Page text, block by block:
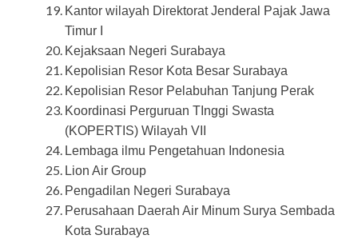
Kantor wilayah Direktorat Jenderal Pajak Jawa
Timur I
Kejaksaan Negeri Surabaya
Kepolisian Resor Kota Besar Surabaya
Kepolisian Resor Pelabuhan Tanjung Perak
Koordinasi Perguruan TInggi Swasta
(KOPERTIS) Wilayah VII
Lembaga ilmu Pengetahuan Indonesia
Lion Air Group
Pengadilan Negeri Surabaya
Perusahaan Daerah Air Minum Surya Sembada
Kota Surabaya